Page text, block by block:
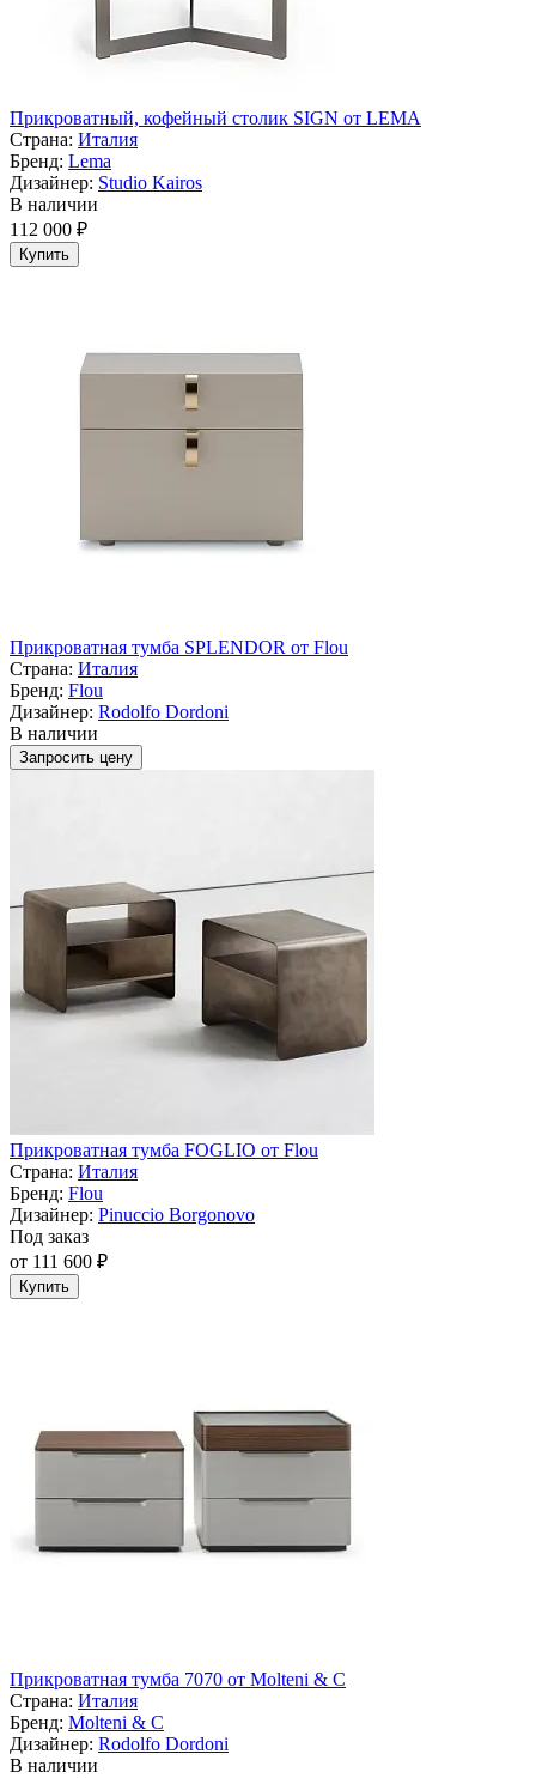
Прикроватный, кофейный столик SIGN от LEMA
Страна: Италия
Бренд: Lema
Дизайнер: Studio Kairos
В наличии
112 000 ₽
Купить
Прикроватная тумба SPLENDOR от Flou
Страна: Италия
Бренд: Flou
Дизайнер: Rodolfo Dordoni
В наличии
Запросить цену
Прикроватная тумба FOGLIO от Flou
Страна: Италия
Бренд: Flou
Дизайнер: Pinuccio Borgonovo
Под заказ
от 111 600 ₽
Купить
Прикроватная тумба 7070 от Molteni & C
Страна: Италия
Бренд: Molteni & C
Дизайнер: Rodolfo Dordoni
В наличии